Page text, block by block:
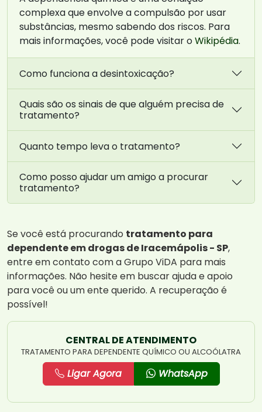
complexa que envolve a compulsão por usar
substâncias, mesmo sabendo dos riscos. Para
mais informações, você pode visitar oWikipédia.
Como funciona a desintoxicação?
Quais são os sinais de que alguém precisa de
tratamento?
Quanto tempo leva o tratamento?
Como posso ajudar um amigo a procurar
tratamento?
Se você está procurando tratamento para
dependente em drogas de Iracemápolis - SP,
entre em contato com a Grupo ViDA para mais
informações. Não hesite em buscar ajuda e apoio
para você ou um ente querido. A recuperação é
possível!
CENTRAL DE ATENDIMENTO
TRATAMENTO PARA DEPENDENTE QUÍMICO OU ALCOÓLATRA
Ligar Agora WhatsApp